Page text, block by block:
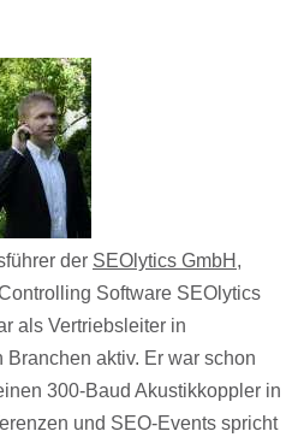
der SEOlytics GmbH ,
Software SEOlytics
als Vertriebsleiter in
aktiv. Er war schon
300-Baud Akustikkoppler in
und SEO-Events spricht